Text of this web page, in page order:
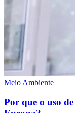
Meio Ambiente
Por que o uso